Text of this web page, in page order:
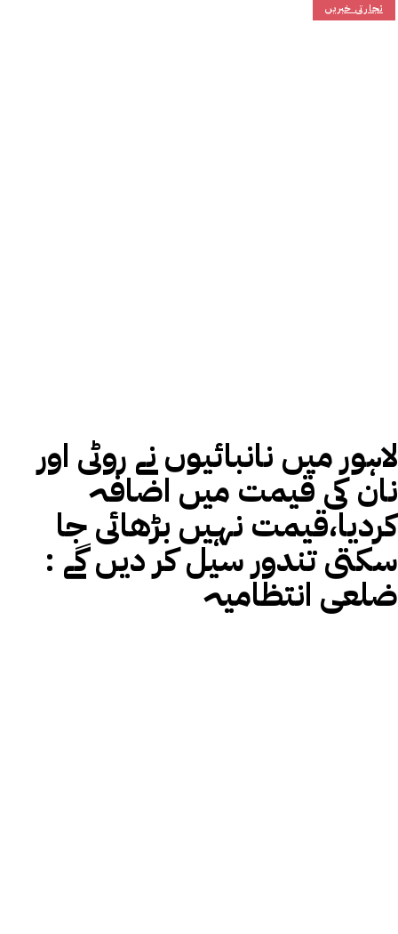
تجارتی خبریں
لاہور میں نانبائیوں نے روٹی اور
نان کی قیمت میں اضافہ
کردیا،قیمت نہیں بڑھائی جا
سکتی تندور سیل کر دیں گے :
ضلعی انتظامیہ